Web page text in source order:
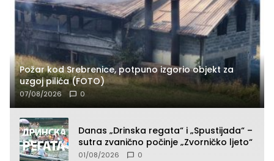
Požar kod Srebrenice, potpuno izgorio objekt za
uzgoj pilića (FOTO)
07/08/2026 0
Danas „Drinska regata“ i „Spustijada“ –
sutra zvanično počinje „Zvorničko ljeto“
01/08/2026 0